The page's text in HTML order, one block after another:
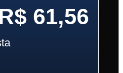
R$ 61,56